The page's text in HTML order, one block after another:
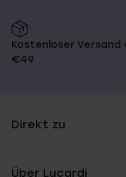
Kostenloser Versand
€49
Direkt zu
Über Lucardi